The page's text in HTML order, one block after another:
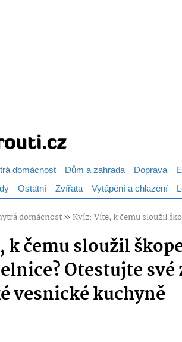
domácnost Dům a zahrada Doprava
Ostatní Zvířata Vytápění a chlazení
domácnost»Kvíz: Víte, k čemu sloužil
k čemu sloužil
Otestujte
vesnické kuchyně